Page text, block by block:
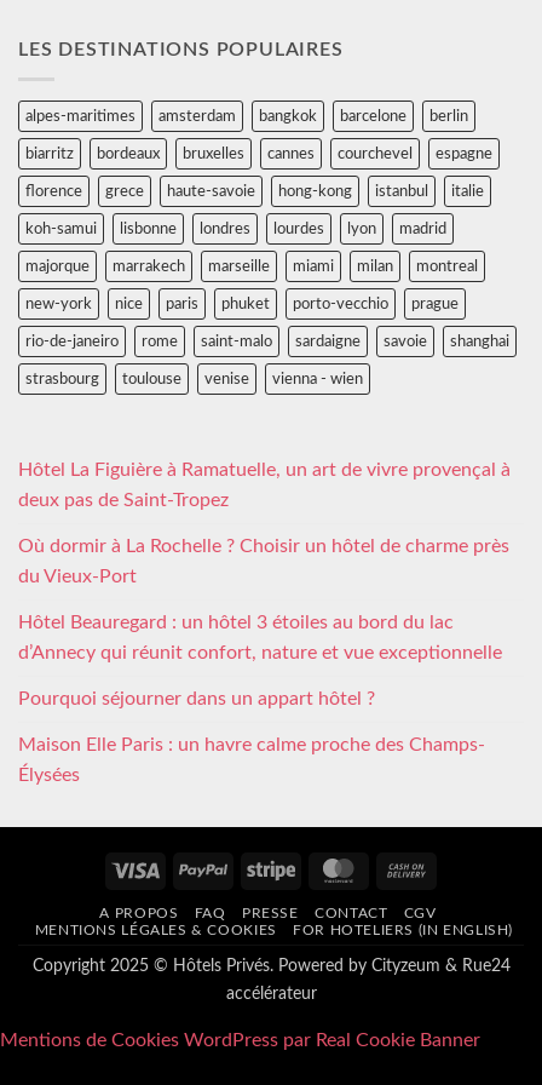
LES DESTINATIONS POPULAIRES
alpes-maritimes amsterdam bangkok barcelone berlin
biarritz bordeaux bruxelles cannes courchevel espagne
florence grece haute-savoie hong-kong istanbul italie
koh-samui lisbonne londres lourdes lyon madrid
majorque marrakech marseille miami milan montreal
new-york nice paris phuket porto-vecchio prague
rio-de-janeiro rome saint-malo sardaigne savoie shanghai
strasbourg toulouse venise vienna - wien
Hôtel La Figuière à Ramatuelle, un art de vivre provençal à
deux pas de Saint-Tropez
Où dormir à La Rochelle ? Choisir un hôtel de charme près
du Vieux-Port
Hôtel Beauregard : un hôtel 3 étoiles au bord du lac
d’Annecy qui réunit confort, nature et vue exceptionnelle
Pourquoi séjourner dans un appart hôtel ?
Maison Elle Paris : un havre calme proche des Champs-
Élysées
Visa PayPal Stripe MasterCard
Delivery
A PROPOS FAQ PRESSE CONTACT
CGV
MENTIONS LÉGALES & COOKIES
FOR HOTELIERS (IN ENGLISH)
Copyright 2025 © Hôtels Privés. Powered by Cityzeum & Rue24
accélérateur
Mentions de Cookies WordPress par Real Cookie Banner